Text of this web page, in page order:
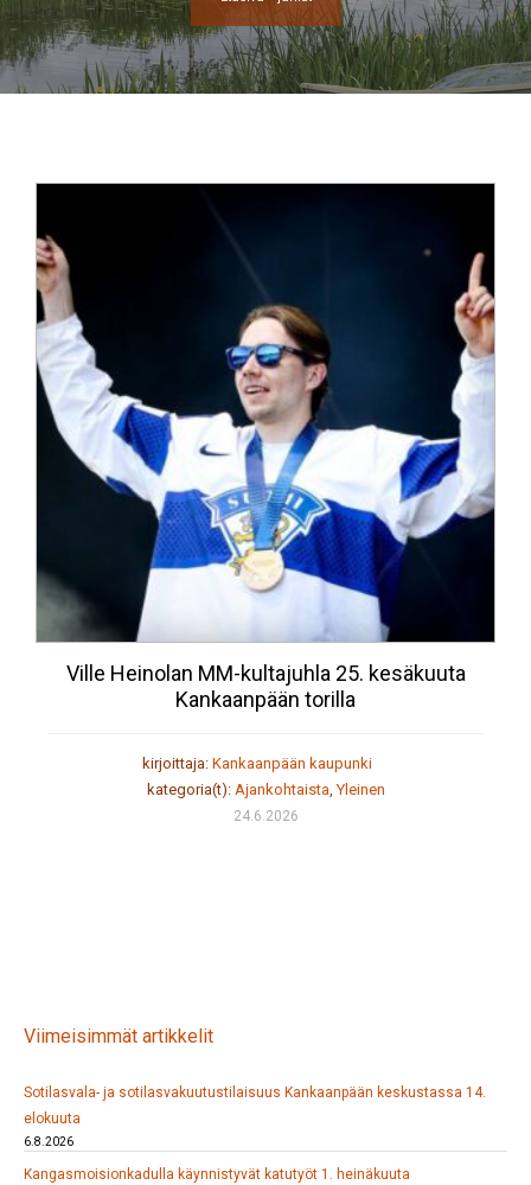
Ville Heinolan MM-kultajuhla 25. kesäkuuta
Kankaanpään torilla
kirjoittaja: Kankaanpään kaupunki
kategoria(t): Ajankohtaista,Yleinen
24.6.2026
Viimeisimmät artikkelit
Sotilasvala- ja sotilasvakuutustilaisuus Kankaanpään keskustassa 14.
elokuuta
6.8.2026
Kangasmoisionkadulla käynnistyvät katutyöt 1. heinäkuuta